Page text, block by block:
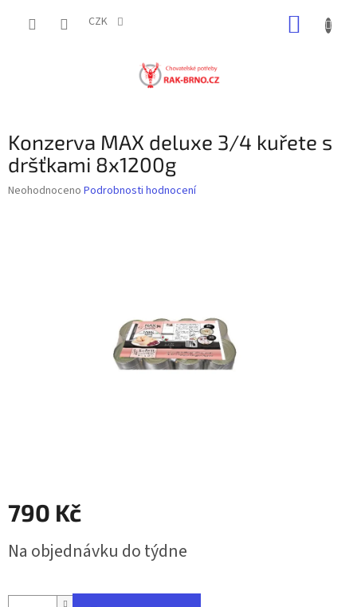
CZK
Konzerva MAX deluxe 3/4 kuřete s
dršťkami 8x1200g
Průměrné
Neohodnoceno Podrobnosti hodnocení
790 Kč
cena:
Na objednávku do týdne